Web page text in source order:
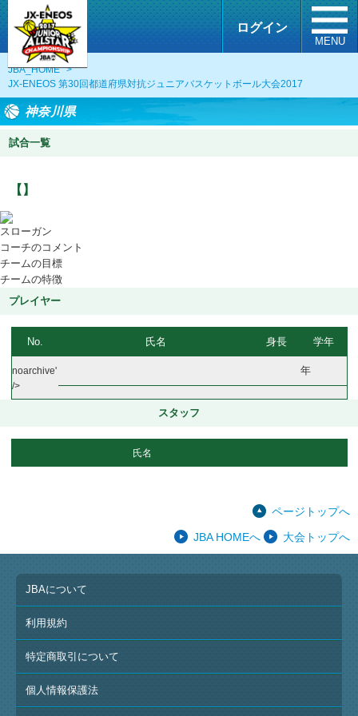
ログイン
MENU
JBA_HOME
>
JX-ENEOS 第30回都道府県対抗ジュニアバスケットボール大会2017
神奈川県
試合一覧
【】
スローガン
コーチのコメント
チームの目標
チームの特徴
プレイヤー
No. 氏名 身長 学年
noarchive'
/>
年
スタッフ
氏名
ページトップへ
JBA HOMEへ
大会トップへ
JBAについて
利用規約
特定商取引について
個人情報保護法